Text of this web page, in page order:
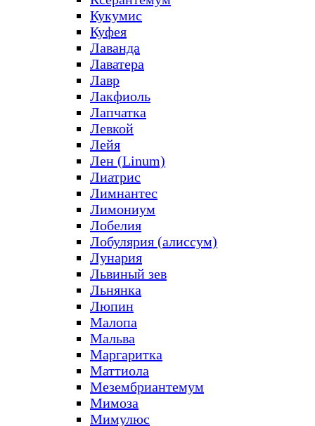
Кукумис
Куфея
Лаванда
Лаватера
Лавр
Лакфиоль
Лапчатка
Левкой
Лейя
Лен (Linum)
Лиатрис
Лимнантес
Лимониум
Лобелия
Лобулярия (алиссум)
Лунария
Львиный зев
Льнянка
Люпин
Малопа
Мальва
Маргаритка
Маттиола
Мезембриантемум
Мимоза
Мимулюс